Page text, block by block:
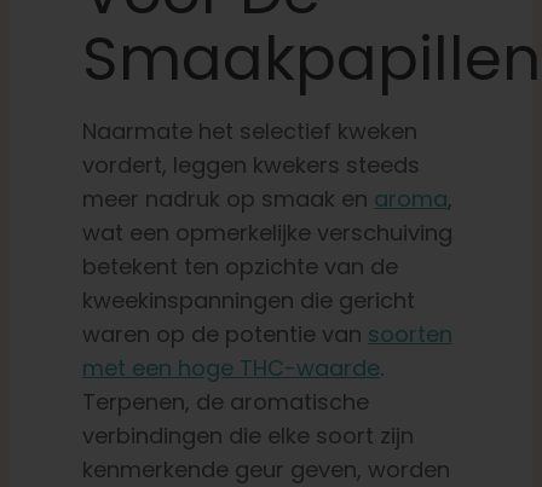
Smaakpapillen
Naarmate het selectief kweken
vordert, leggen kwekers steeds
meer nadruk op smaak en aroma,
wat een opmerkelijke verschuiving
betekent ten opzichte van de
kweekinspanningen die gericht
waren op de potentie van soorten
met een hoge THC-waarde.
Terpenen, de aromatische
verbindingen die elke soort zijn
kenmerkende geur geven, worden